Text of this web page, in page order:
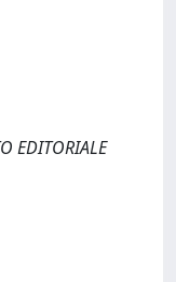
EDITORIALE